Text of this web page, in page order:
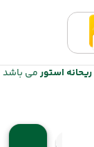
ریحانه استورمی باشد